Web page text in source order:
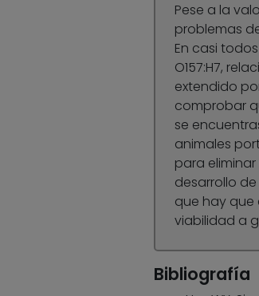
Pese a la
problemas
En casi
O157:H7,
extendido
comprobar
se
animales
para
desarrollo
que hay que
viabilidad a
Bibliografía